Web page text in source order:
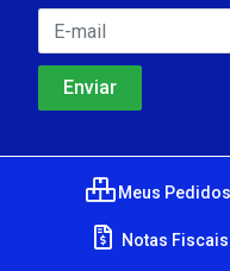
Meus Pedidos
Notas Fiscais